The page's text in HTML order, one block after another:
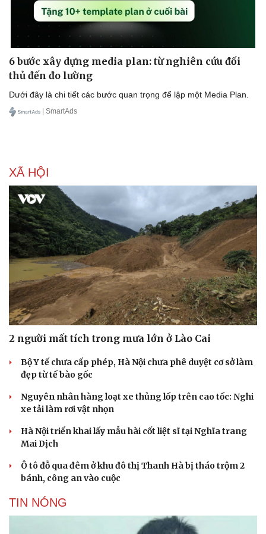
6 bước xây dựng media plan: từ nghiên cứu đối
thủ đến đo lường
Dưới đây là chi tiết các bước quan trọng để lập một Media Plan.
| SmartAds
XÃ HỘI
2 người mất tích trong mưa lớn ở Lào Cai
Bộ Y tế chưa cấp phép, Hà Nội chưa phê duyệt cơ sở làm
đẹp từ tế bào gốc
Nguyên nhân hàng loạt xe thủng lốp trên cao tốc: Nghi
xe tải làm rơi vật nhọn
Hà Nội triển khai lấy mẫu hài cốt liệt sĩ tại Nghĩa trang
Mai Dịch
Ô tô đỗ qua đêm ở khu đô thị Thanh Hà bị tháo trộm 2
bánh, công an vào cuộc
TIN NÓNG